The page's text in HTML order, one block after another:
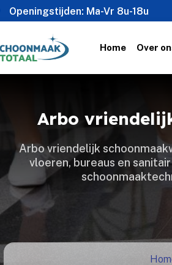
Openingstijden: Ma-Vr 8u-18u
Home Over
Arbo
Arbo vriendelijk
vloeren, bureaus en